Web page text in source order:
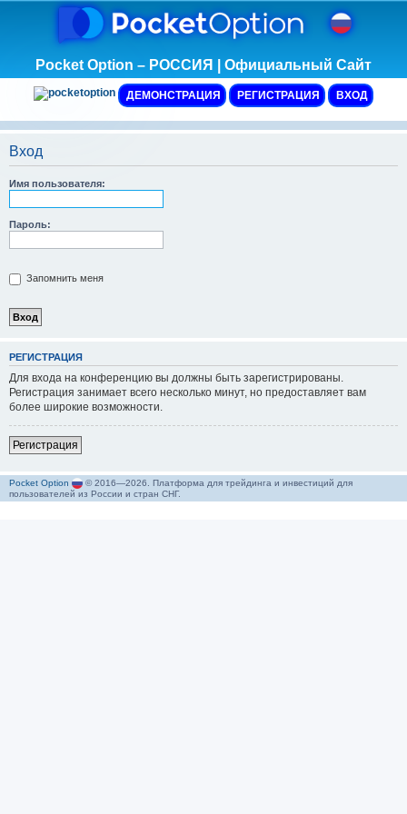
Pocket Option – РОССИЯ | Официальный Сайт
ДЕМОНСТРАЦИЯ РЕГИСТРАЦИЯ ВХОД
Вход
Имя пользователя:
Пароль:
Запомнить меня
РЕГИСТРАЦИЯ
Для входа на конференцию вы должны быть зарегистрированы.
Регистрация занимает всего несколько минут, но предоставляет вам
более широкие возможности.
Регистрация
Pocket Option
© 2016—2026. Платформа для трейдинга и инвестиций для
пользователей из России и стран СНГ.